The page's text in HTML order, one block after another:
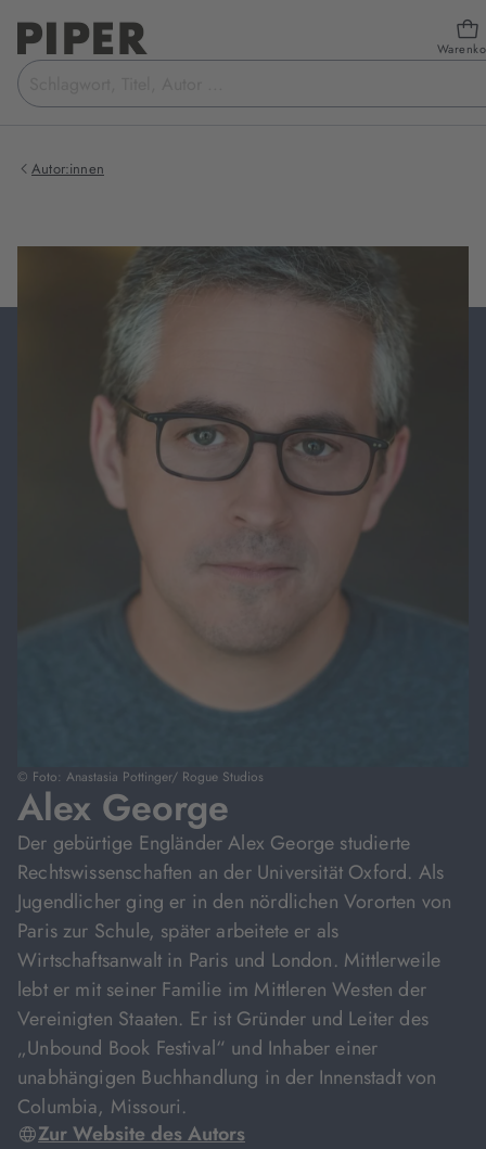
Suchbegriff
eingeben
Autor:innen
© Foto: Anastasia Pottinger/ Rogue Studios
Alex George
Der gebürtige Engländer Alex George studierte
Rechtswissenschaften an der Universität Oxford. Als
Jugendlicher ging er in den nördlichen Vororten von
Paris zur Schule, später arbeitete er als
Wirtschaftsanwalt in Paris und London. Mittlerweile
lebt er mit seiner Familie im Mittleren Westen der
Vereinigten Staaten. Er ist Gründer und Leiter des
„Unbound Book Festival“ und Inhaber einer
unabhängigen Buchhandlung in der Innenstadt von
Columbia, Missouri.
Zur Website des Autors